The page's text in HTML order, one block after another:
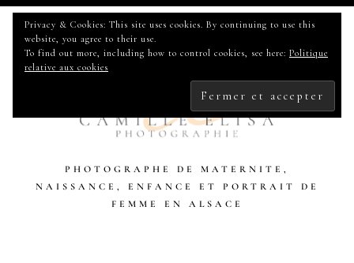
PHOTOGRAPHE DE MATERNITE,
NAISSANCE, ENFANCE ET PORTRAIT DE
FEMME EN ALSACE
Privacy & Cookies: This site uses cookies. By continuing to use this
website, you agree to their use.
To find out more, including how to control cookies, see here: Politique
relative aux cookies